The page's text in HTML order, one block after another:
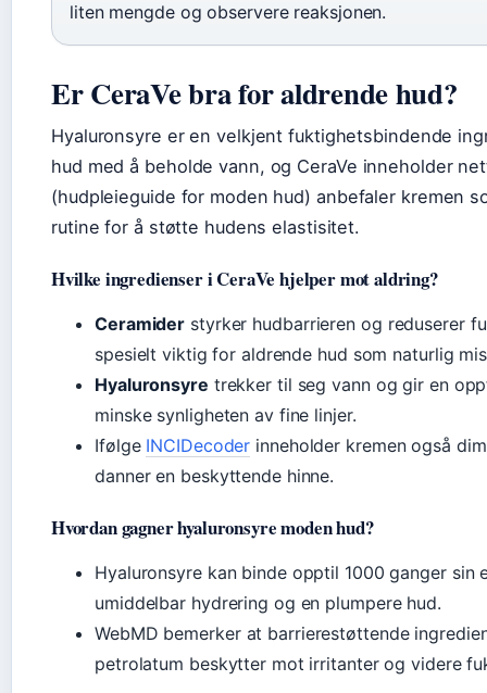
liten mengde og observere reaksjonen.
Er CeraVe bra for aldrende hud?
Hyaluronsyre er en velkjent fuktighetsbindende
hud med å beholde vann, og CeraVe inneholder
(hudpleieguide for moden hud) anbefaler kremen
rutine for å støtte hudens elastisitet.
Hvilke ingredienser i CeraVe hjelper mot aldring?
Ceramider styrker hudbarrieren og reduserer
spesielt viktig for aldrende hud som naturlig
Hyaluronsyre trekker til seg vann og gir en
minske synligheten av fine linjer.
Ifølge INCIDecoder inneholder kremen også
danner en beskyttende hinne.
Hvordan gagner hyaluronsyre moden hud?
Hyaluronsyre kan binde opptil 1000 ganger sin
umiddelbar hydrering og en plumpere hud.
WebMD bemerker at barrierestøttende
petrolatum beskytter mot irritanter og videre